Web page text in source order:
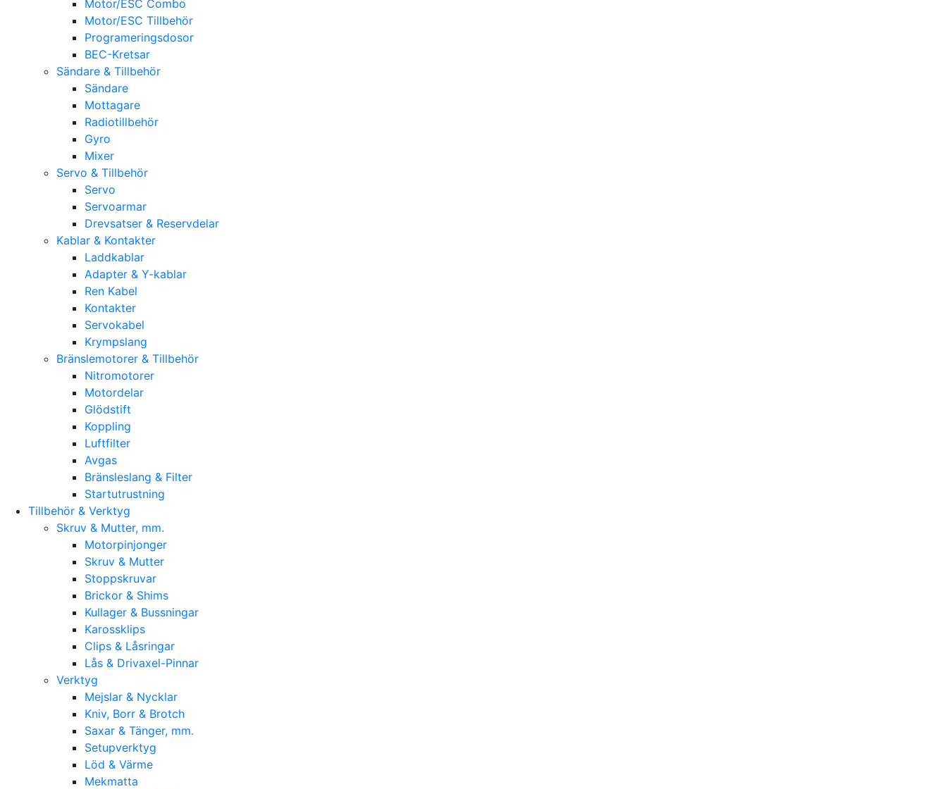
Motor/ESC Combo
Motor/ESC Tillbehör
Programeringsdosor
BEC-Kretsar
Sändare & Tillbehör
Sändare
Mottagare
Radiotillbehör
Gyro
Mixer
Servo & Tillbehör
Servo
Servoarmar
Drevsatser & Reservdelar
Kablar & Kontakter
Laddkablar
Adapter & Y-kablar
Ren Kabel
Kontakter
Servokabel
Krympslang
Bränslemotorer & Tillbehör
Nitromotorer
Motordelar
Glödstift
Koppling
Luftfilter
Avgas
Bränsleslang & Filter
Startutrustning
Tillbehör & Verktyg
Skruv & Mutter, mm.
Motorpinjonger
Skruv & Mutter
Stoppskruvar
Brickor & Shims
Kullager & Bussningar
Karossklips
Clips & Låsringar
Lås & Drivaxel-Pinnar
Verktyg
Mejslar & Nycklar
Kniv, Borr & Brotch
Saxar & Tänger, mm.
Setupverktyg
Löd & Värme
Mekmatta